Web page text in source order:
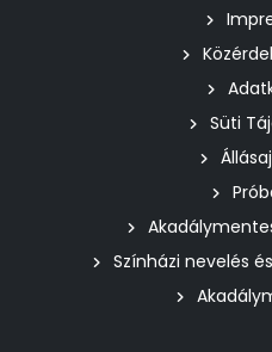
Süti
Színházi nevelés